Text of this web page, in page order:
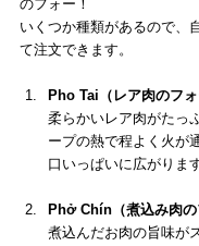
のフォー！
いくつか種類があるので、
て注文できます。
Pho Tai（レア肉のフォ
柔らかいレア肉がたっ
ープの熱で程よく火が
口いっぱいに広がりま
Phở Chín（煮込み肉の
煮込んだお肉の旨味が